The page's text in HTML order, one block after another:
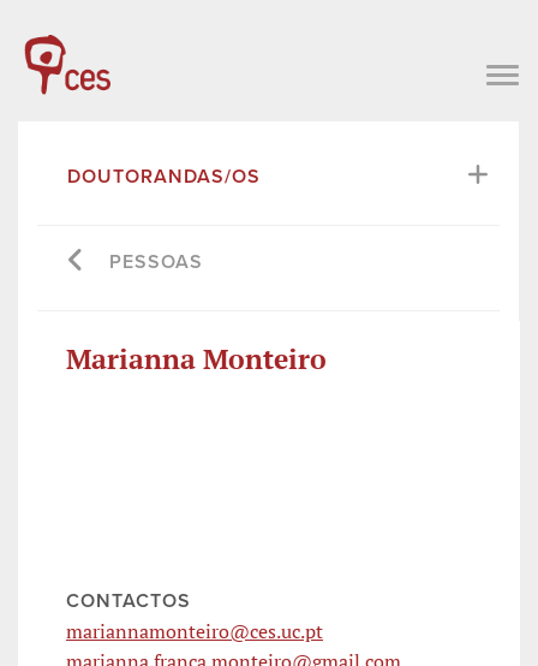
DOUTORANDAS/OS
PESSOAS
Marianna Monteiro
CONTACTOS
mariannamonteiro@ces.uc.pt